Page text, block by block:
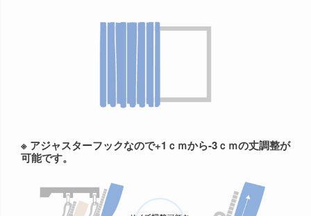
※ アジャスターフックなので+1ｃｍから-3ｃｍの丈調整が
可能です。